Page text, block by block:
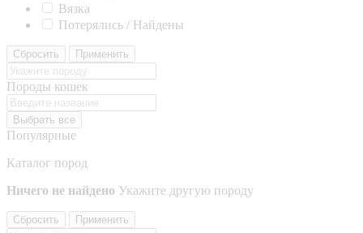
Вязка
Потерялись / Найдены
Сбросить Применить
Породы кошек
Выбрать все
Популярные
Каталог пород
Ничего не найдено Укажите другую породу
Сбросить Применить